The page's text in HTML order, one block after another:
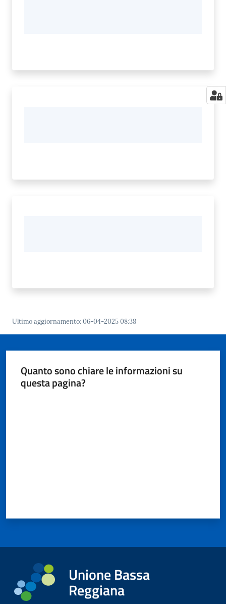
Ultimo aggiornamento:06-04-2025 08:38
Quanto sono chiare le informazioni su
questa pagina?
Unione Bassa
Reggiana